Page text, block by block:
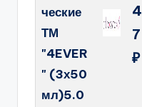
ческие
ТМ
"4EVER
" (3х50
мл)5.0
4
7
₽